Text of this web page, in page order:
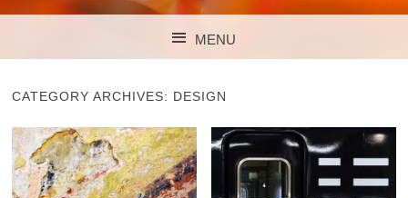
MENU
CATEGORY ARCHIVES: DESIGN